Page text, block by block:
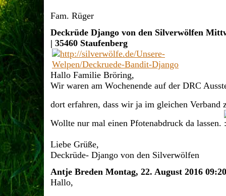
Fam. Rüger
Deckrüde Django von den Silverwölfen
| 35460 Staufenberg
Hallo Familie Bröring,
Wir waren am Wochenende auf der DRC
dort erfahren, dass wir ja im gleichen Verband
Wollte nur mal einen Pfotenabdruck da lassen.
Liebe Grüße,
Deckrüde- Django von den Silverwölfen
Antje Breden Montag, 22. August 2016 09:20
Hallo,